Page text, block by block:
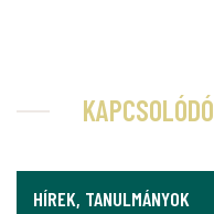
KAPCSOLÓDÓ
HÍREK, TANULMÁNYOK